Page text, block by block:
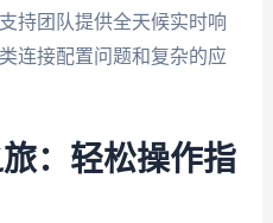
持团队提供全天候实时响
连接配置问题和复杂的应
：轻松操作指